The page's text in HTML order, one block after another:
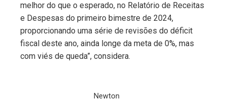
melhor do que o esperado, no Relatório de Receitas
e Despesas do primeiro bimestre de 2024,
proporcionando uma série de revisões do déficit
fiscal deste ano, ainda longe da meta de 0%, mas
com viés de queda”, considera.
Newton